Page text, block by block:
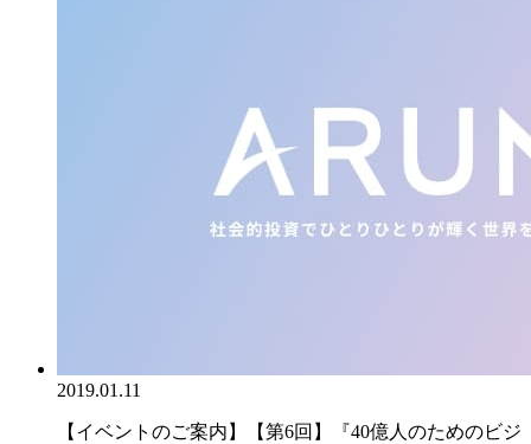
2019.01.11
【イベントのご案内】【第6回】『40億人のためのビジ